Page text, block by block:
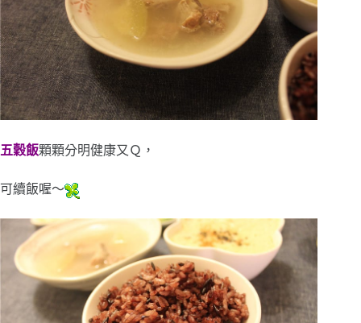
五穀飯顆顆分明健康又Ｑ，
可續飯喔～